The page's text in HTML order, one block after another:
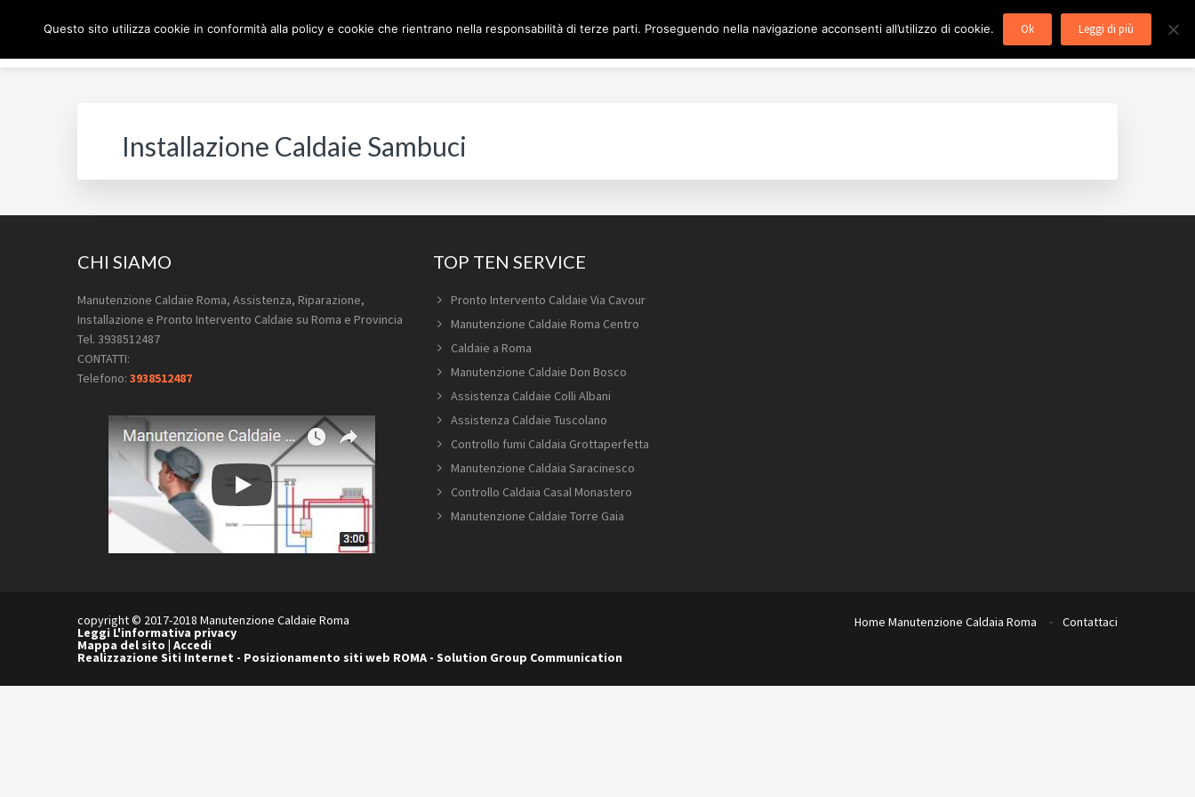
navigazione
contenuto
piè
footer
MANUTENZIONE CALDAIE ROMA
Pronto Intervento Caldaie Roma
Home Manutenzione caldaie Roma Blog Contatti
Installazione Caldaie Sambuci
FooterCHI SIAMO
Manutenzione Caldaie Roma, Assistenza, Riparazione,
Installazione e Pronto Intervento Caldaie su Roma e Provincia
Tel. 3938512487
CONTATTI:
Telefono: 3938512487
TOP TEN SERVICE
Pronto Intervento Caldaie Via Cavour
Manutenzione Caldaie Roma Centro
Caldaie a Roma
Manutenzione Caldaie Don Bosco
Assistenza Caldaie Colli Albani
Assistenza Caldaie Tuscolano
Controllo fumi Caldaia Grottaperfetta
Manutenzione Caldaia Saracinesco
Controllo Caldaia Casal Monastero
Manutenzione Caldaie Torre Gaia
copyright © 2017-2018 Manutenzione Caldaie Roma
Leggi L'informativa privacy
Mappa del sito | Accedi
Realizzazione Siti Internet - Posizionamento siti web ROMA - Solution Group Communication
Home Manutenzione Caldaia Roma Contattaci
Questo sito utilizza cookie in conformità alla policy e cookie che rientrano nella responsabilità di terze parti. Proseguendo nella navigazione acconsenti all’utilizzo di cookie. Ok Leggi di più